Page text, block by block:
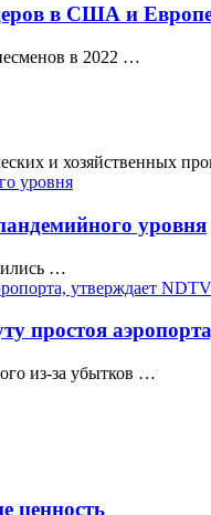
в США и
в 2022 …
и хозяйственных
уровня
…
простоя
из-за убытков …
ценность